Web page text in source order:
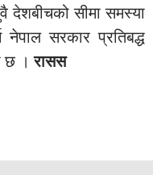
देशबीचको सीमा समस्या
नेपाल सरकार प्रतिबद्ध
छ ।रासस